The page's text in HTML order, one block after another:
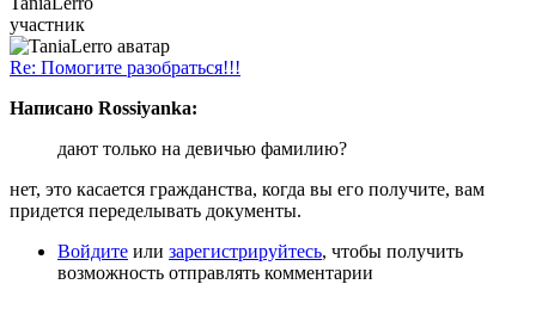
участник
Re: Помогите разобраться!!!
Написано Rossiyanka:
дают только на девичью фамилию?
нет, это касается гражданства, когда вы его получите, вам
придется переделывать документы.
Войдите или зарегистрируйтесь, чтобы получить
возможность отправлять комментарии